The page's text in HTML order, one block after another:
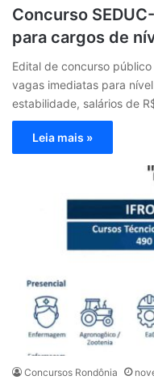
Concurso
para cargos de
Edital de concurso
vagas imediatas para
estabilidade, salários de
Leia mais »
Concursos Rondônia